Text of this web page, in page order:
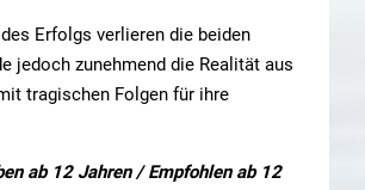
Erfolgs verlieren die beiden
jedoch zunehmend die Realität aus
tragischen Folgen für ihre
ab 12 Jahren / Empfohlen ab 12